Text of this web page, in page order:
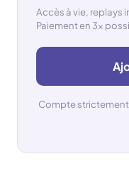
Accès à vie, replays
Paiement en 3×
Compte